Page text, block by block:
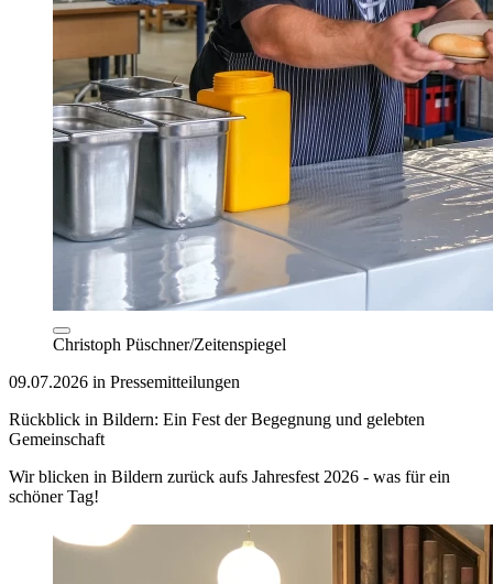
Christoph Püschner/Zeitenspiegel
09.07.2026 in Pressemitteilungen
Rückblick in Bildern: Ein Fest der Begegnung und gelebten
Gemeinschaft
Wir blicken in Bildern zurück aufs Jahresfest 2026 - was für ein
schöner Tag!